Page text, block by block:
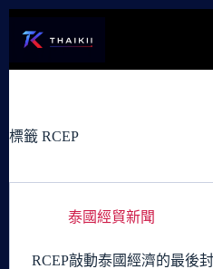
容
標籤 RCEP
泰國經貿新聞
RCEP敲動泰國經濟的最後